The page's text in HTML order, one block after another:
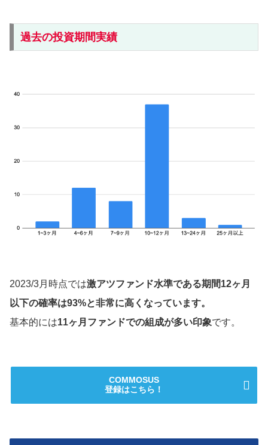
過去の投資期間実績
2023/3月時点では激アツファンド水準である期間12ヶ月
以下の確率は93%と非常に高くなっています。
基本的には11ヶ月ファンドでの組成が多い印象です。
COMMOSUS
登録はこちら！